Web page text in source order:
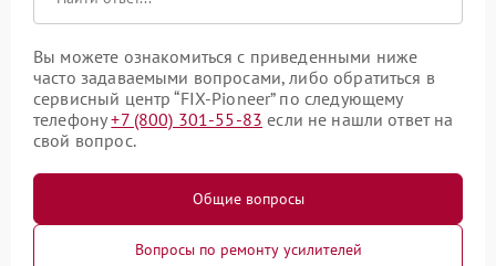
Вы можете ознакомиться с приведенными ниже
часто задаваемыми вопросами, либо обратиться в
сервисный центр “FIX-Pioneer” по следующему
телефону+7 (800) 301-55-83 если не нашли ответ на
свой вопрос.
Общие вопросы
Вопросы по ремонту усилителей